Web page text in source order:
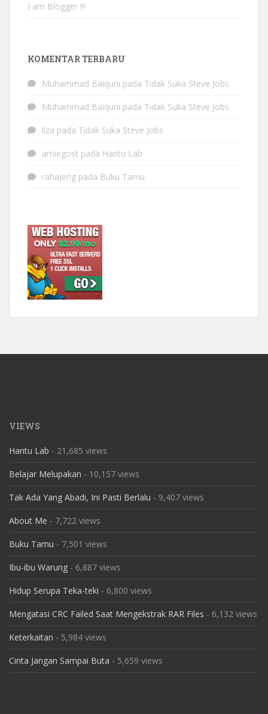
I am Blogger !!!
KOMENTAR TERBARU
Muhammad Baiquni pada Tidak Suka Steve Jobs
Muhammad Baiquni pada Tidak Suka Steve Jobs
liza pada Tidak Suka Steve Jobs
amiegost pada Hantu Lab
rahajeng pada Buku Tamu
VIEWS
Hantu Lab - 21,685 views
Belajar Melupakan - 10,157 views
Tak Ada Yang Abadi, Ini Pasti Berlalu - 9,407 views
About Me - 7,722 views
Buku Tamu - 7,501 views
Ibu-ibu Warung - 6,887 views
Hidup Serupa Teka-teki - 6,800 views
Mengatasi CRC Failed Saat Mengekstrak RAR Files - 6,132 views
Keterkaitan - 5,984 views
Cinta Jangan Sampai Buta - 5,659 views